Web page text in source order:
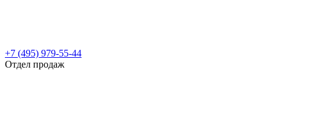
+7 (495) 979-55-44
Отдел продаж